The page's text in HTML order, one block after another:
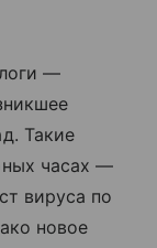
—
Такие
часах —
вируса по
новое